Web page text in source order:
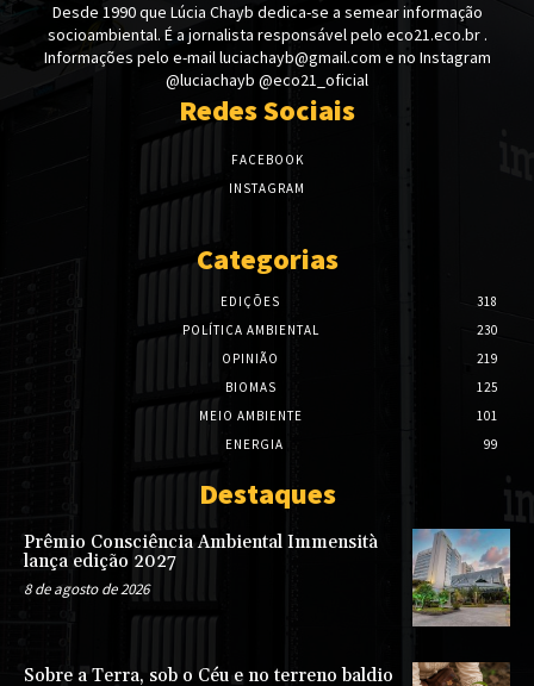
Desde 1990 que Lúcia Chayb dedica-se a semear informação
socioambiental. É a jornalista responsável pelo eco21.eco.br .
Informações pelo e-mail luciachayb@gmail.com e no Instagram
@luciachayb @eco21_oficial
Redes Sociais
FACEBOOK
INSTAGRAM
Categorias
EDIÇÕES
318
POLÍTICA AMBIENTAL
230
OPINIÃO
219
BIOMAS
125
MEIO AMBIENTE
101
ENERGIA
99
Destaques
Prêmio Consciência Ambiental Immensità
lança edição 2027
8 de agosto de 2026
Sobre a Terra, sob o Céu e no terreno baldio